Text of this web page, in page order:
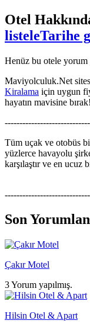
Otel
listeleTarihe
Henüz bu otele yorum
Maviyolculuk.Net
Kiralama için uygun
hayatın mavisine
Tüm uçak ve otobüs
yüzlerce havayolu
karşılaştır ve en ucuz
Son
Çakır Motel
3 Yorum yapılmış.
Hilsin Otel & Apart